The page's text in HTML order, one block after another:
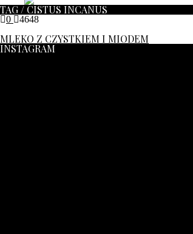
TAG / CISTUS INCANUS
0 4648
MLEKO Z CZYSTKIEM I MIODEM
INSTAGRAM